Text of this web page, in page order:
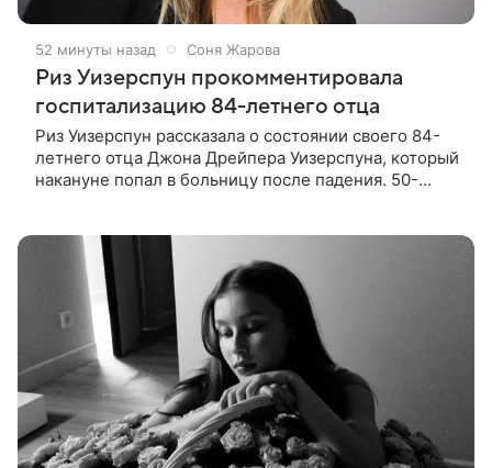
52 минуты назад Соня Жарова
Риз Уизерспун прокомментировала
госпитализацию 84-летнего отца
Риз Уизерспун рассказала о состоянии своего 84-
летнего отца Джона Дрейпера Уизерспуна, который
накануне попал в больницу после падения. 50-